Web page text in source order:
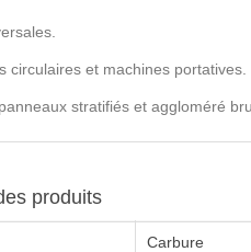
circulaires et machines portatives.
stratifiés et aggloméré
produits
Carbure